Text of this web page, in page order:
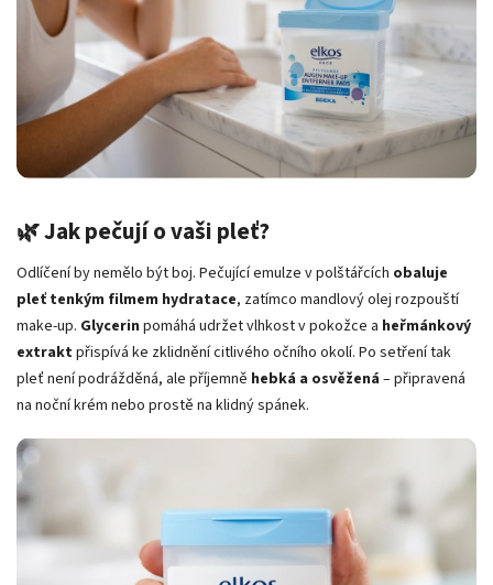
🌿 Jak pečují o vaši pleť?
Odlíčení by nemělo být boj. Pečující emulze v polštářcích obaluje
pleť tenkým filmem hydratace, zatímco mandlový olej rozpouští
make-up. Glycerin pomáhá udržet vlhkost v pokožce a heřmánkový
extraktpřispívá ke zklidnění citlivého očního okolí. Po setření tak
pleť není podrážděná, ale příjemně hebká a osvěžená – připravená
na noční krém nebo prostě na klidný spánek.